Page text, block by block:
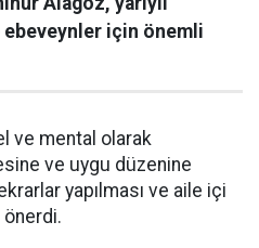
için önemli
ve mental olarak
ve uygu düzenine
yapılması ve aile içi
önerdi.